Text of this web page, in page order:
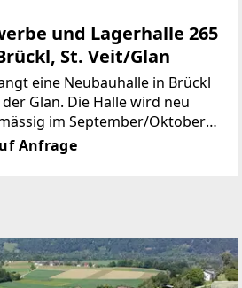
und Lagerhalle 265
St. Veit/Glan
eine Neubauhalle in Brückl
Glan. Die Halle wird neu
im September/Oktober
Nutzfläche beträgt gesamt
befestigte Hofflächen mit ca.
Anfrage